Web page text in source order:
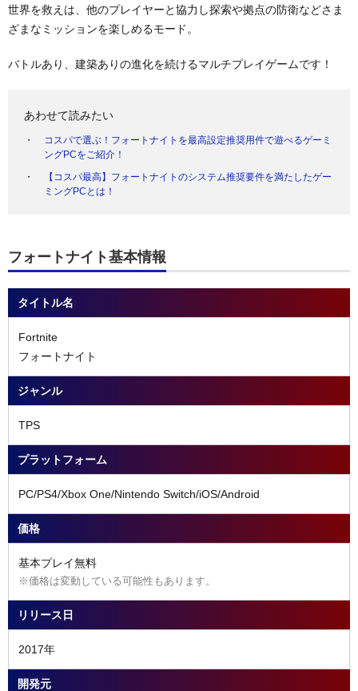
世界を救えは、他のプレイヤーと協力し探索や拠点の防衛などさま
ざまなミッションを楽しめるモード。
バトルあり、建築ありの進化を続けるマルチプレイゲームです！
あわせて読みたい
コスパで選ぶ！フォートナイトを最高設定推奨用件で遊べるゲーミ
ングPCをご紹介！
【コスパ最高】フォートナイトのシステム推奨要件を満たしたゲー
ミングPCとは！
フォートナイト基本情報
タイトル名
Fortnite
フォートナイト
ジャンル
TPS
プラットフォーム
PC/PS4/Xbox One/Nintendo Switch/iOS/Android
価格
基本プレイ無料
※価格は変動している可能性もあります。
リリース日
2017年
開発元